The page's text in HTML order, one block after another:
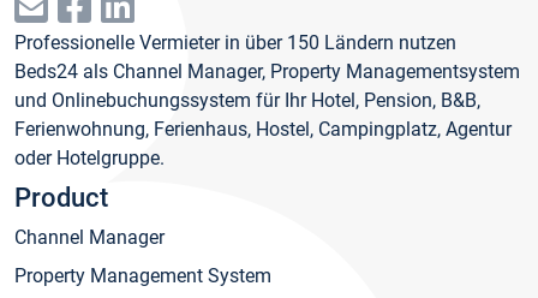
Professionelle Vermieter in über 150 Ländern nutzen
Beds24 als Channel Manager, Property Managementsystem
und Onlinebuchungssystem für Ihr Hotel, Pension, B&B,
Ferienwohnung, Ferienhaus, Hostel, Campingplatz, Agentur
oder Hotelgruppe.
Product
Channel Manager
Property Management System